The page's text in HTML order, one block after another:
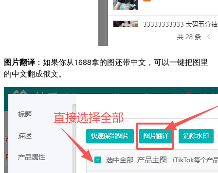
图片翻译 ：如果你从1688拿的图还带中文，可以一键把图里
的中文翻成俄文。